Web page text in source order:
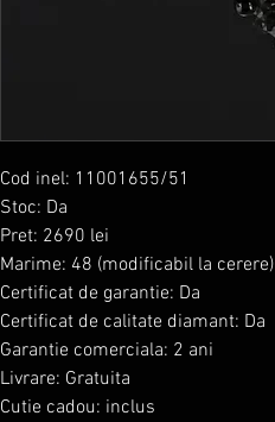
Cod inel: 11001655/51
Stoc: Da
Pret: 2690 lei
Marime: 48 (modificabil la cerere)
Certificat de garantie: Da
Certificat de calitate diamant: Da
Garantie comerciala: 2 ani
Livrare: Gratuita
Cutie cadou: inclus